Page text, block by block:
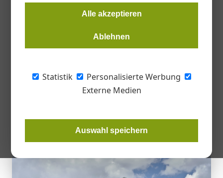
Alle akzeptieren
Ablehnen
Statistik
Personalisierte Werbung
Externe Medien
Auswahl speichern
Das Bürohaus Aera in Deutschlands Hauptstadt Berlin ist für
kaskadenartig aufsteigenden Dach entlangzieht und nicht
nur die dort arbeitenden Menschen ins Grüne einlädt. So
Sonnenschutzverglasungen.